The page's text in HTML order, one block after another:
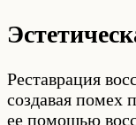
Реставрация
создавая помех
ее помощью